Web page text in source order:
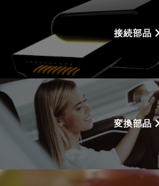
接続部品
変換部品